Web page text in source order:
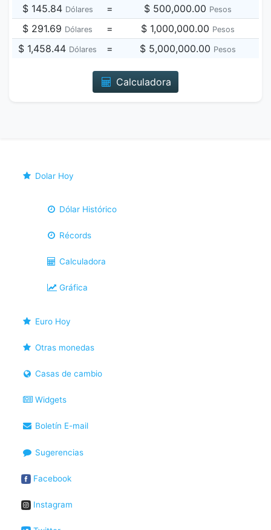
$ 145.84 Dólares = $ 500,000.00 Pesos
$ 291.69 Dólares = $ 1,000,000.00 Pesos
$ 1,458.44 Dólares = $ 5,000,000.00 Pesos
Calculadora
Dolar Hoy
Dólar Histórico
Récords
Calculadora
Gráfica
Euro Hoy
Otras monedas
Casas de cambio
Widgets
Boletín E-mail
Sugerencias
Facebook
Instagram